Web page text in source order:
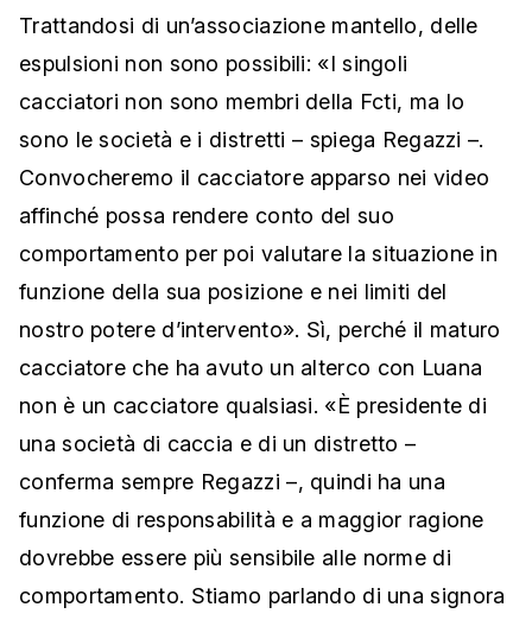
Trattandosi di un’associazione mantello, delle
espulsioni non sono possibili: «I singoli
cacciatori non sono membri della Fcti, ma lo
sono le società e i distretti – spiega Regazzi –.
Convocheremo il cacciatore apparso nei video
affinché possa rendere conto del suo
comportamento per poi valutare la situazione in
funzione della sua posizione e nei limiti del
nostro potere d’intervento». Sì, perché il maturo
cacciatore che ha avuto un alterco con Luana
non è un cacciatore qualsiasi. «È presidente di
una società di caccia e di un distretto –
conferma sempre Regazzi –, quindi ha una
funzione di responsabilità e a maggior ragione
dovrebbe essere più sensibile alle norme di
comportamento. Stiamo parlando di una signora